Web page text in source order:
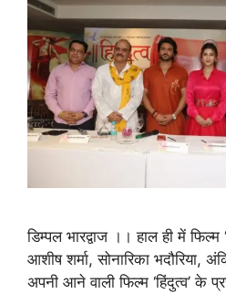
डिम्पल भारद्वाज ।। हाल ही में फिल्म
आशीष शर्मा, सोनारिका भदौरिया,
अपनी आने वाली फिल्म ‘हिंदुत्व’ के